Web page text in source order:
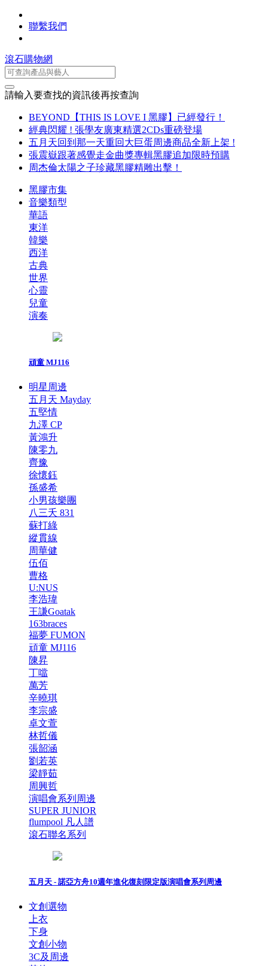
聯繫我們
滾石購物網
請輸入要查找的資訊後再按查詢
BEYOND【THIS IS LOVE I 黑膠】已經發行！
經典閃耀 ! 張學友廣東精選2CDs重磅登場
五月天回到那一天重回大巨蛋周邊商品全新上架 !
張震嶽跟著感覺走金曲獎專輯黑膠追加限時預購
周杰倫太陽之子珍藏黑膠精雕出擊！
黑膠市集
音樂類型
華語
東洋
韓樂
西洋
古典
世界
心靈
兒童
演奏
頑童 MJ116
明星周邊
五月天 Mayday
五堅情
九澤 CP
黃鴻升
陳零九
齊豫
徐懷鈺
孫盛希
小男孩樂團
八三夭 831
蘇打綠
縱貫線
周華健
伍佰
曹格
U:NUS
李浩瑋
王謙Goatak
163braces
福夢 FUMON
頑童 MJ116
陳昇
丁噹
萬芳
辛曉琪
李宗盛
卓文萱
林哲儀
張韶涵
劉若英
梁靜茹
周興哲
演唱會系列周邊
SUPER JUNIOR
flumpool 凡人譜
滾石聯名系列
五月天 - 諾亞方舟10週年進化復刻限定版演唱會系列周邊
文創選物
上衣
下身
文創小物
3C及周邊